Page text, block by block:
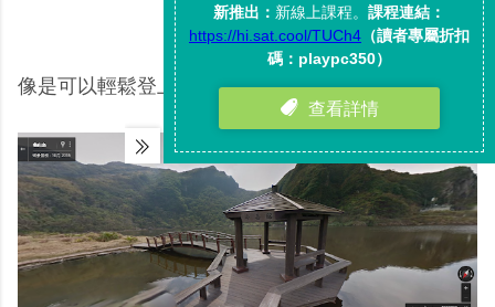
像是可以輕鬆登上「 龜山島」一遊。